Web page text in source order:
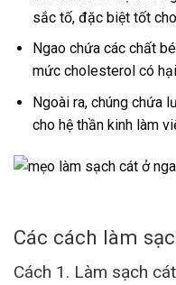
sắc tố, đặc biệt tốt
Ngao chứa các chất
mức cholesterol có
Ngoài ra, chúng chứa
cho hệ thần kinh làm
Các cách làm
Cách 1. Làm sạch